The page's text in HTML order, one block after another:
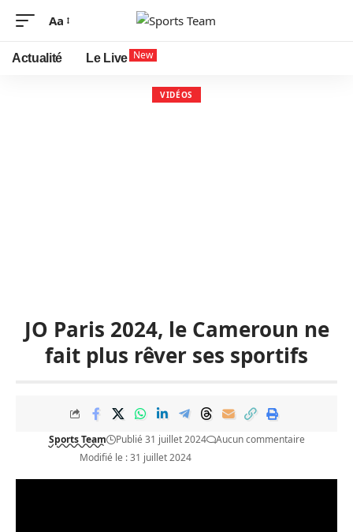
Aa
Actualité Le Live New
VIDÉOS
JO Paris 2024, le Cameroun ne
fait plus rêver ses sportifs
Sports Team Publié 31 juillet 2024
Aucun commentaire
Modifié le : 31 juillet 2024